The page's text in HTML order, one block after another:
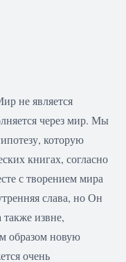
не является
через мир. Мы
которую
книгах, согласно
с творением мира
слава, но Он
извне,
образом новую
очень